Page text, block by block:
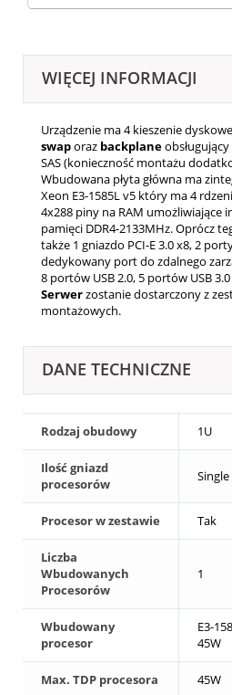
WIĘCEJ INFORMACJI
Urządzenie ma 4 kieszenie
swaporaz backplane
SAS (konieczność montażu
Wbudowana płyta główna ma
Xeon E3-1585L v5 który ma 4
4x288 piny na RAM umożliwiające
pamięci DDR4-2133MHz. Oprócz
także 1 gniazdo PCI-E 3.0 x8, 2
dedykowany port do zdalnego
8 portów USB 2.0, 5 portów USB
Serwerzostanie dostarczony z
montażowych.
DANE TECHNICZNE
Rodzaj obudowy 1U
Ilość gniazd
procesorów
Single
Procesor w zestawie Tak
Liczba
Wbudowanych
Procesorów
1
Wbudowany
procesor
E3-
45W
Max. TDP procesora 45W